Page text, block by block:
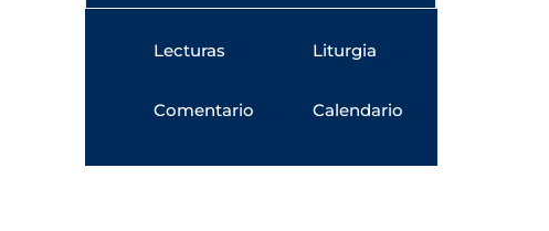
Lecturas
Comentario
Liturgia
Calendario